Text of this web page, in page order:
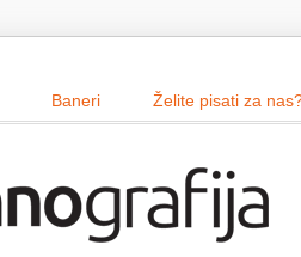
Baneri Želite pisati za